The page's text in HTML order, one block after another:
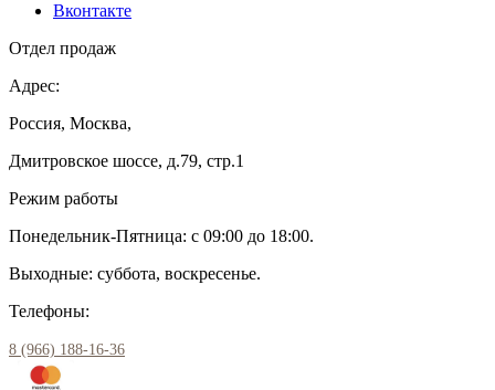
Вконтакте
Отдел продаж
Адрес:
Россия, Москва,
Дмитровское шоссе, д.79, стр.1
Режим работы
Понедельник-Пятница: с 09:00 до 18:00.
Выходные: суббота, воскресенье.
Телефоны:
8 (966) 188-16-36